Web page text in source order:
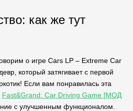
как же тут
о игре Cars LP – Extreme Car
который затягивает с первой
Если вам понравилась эта
Fast&Grand: Car Driving Game [МОД
с улучшенным функционалом.